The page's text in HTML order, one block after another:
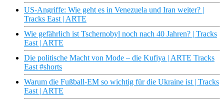
US-Angriffe: Wie geht es in Venezuela und Iran weiter? |
Tracks East | ARTE
Wie gefährlich ist Tschernobyl noch nach 40 Jahren? | Tracks
East | ARTE
Die politische Macht von Mode – die Kufiya | ARTE Tracks
East #shorts
Warum die Fußball-EM so wichtig für die Ukraine ist | Tracks
East | ARTE